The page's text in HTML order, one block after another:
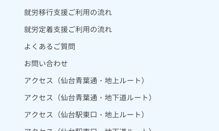
就労移行支援ご利用の流れ
就労定着支援ご利用の流れ
よくあるご質問
お問い合わせ
アクセス（仙台青葉通・地上ルート）
アクセス（仙台青葉通・地下道ルート）
アクセス（仙台駅東口・地上ルート）